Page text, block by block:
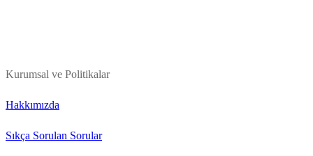
Kurumsal ve Politikalar
Hakkımızda
Sıkça Sorulan Sorular